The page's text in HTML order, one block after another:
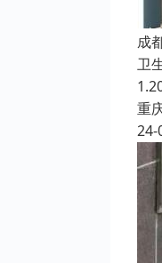
成
卫
重
24-